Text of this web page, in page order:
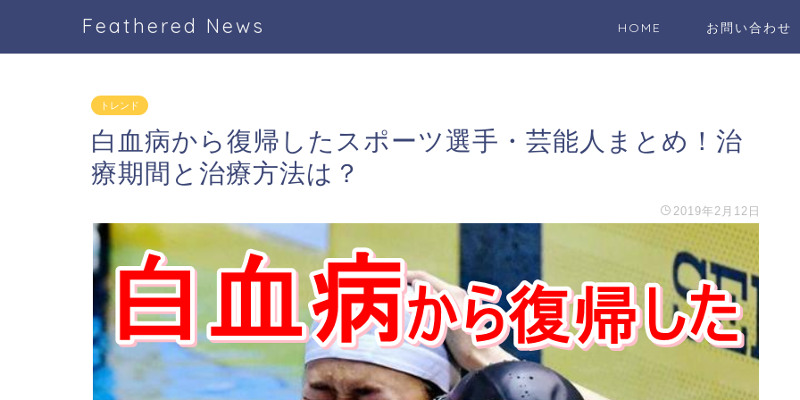
Feathered News HOME お問い合わせ
トレンド
白血病から復帰したスポーツ選手・芸能人まとめ！治
療期間と治療方法は？
2019年2月12日